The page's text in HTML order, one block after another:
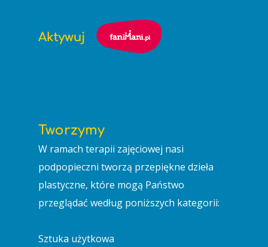
Tworzymy
W ramach terapii zajęciowej nasi
podpopieczni tworzą przepiękne dzieła
plastyczne, które mogą Państwo
przeglądać według poniższych kategorii:
Sztuka użytkowa